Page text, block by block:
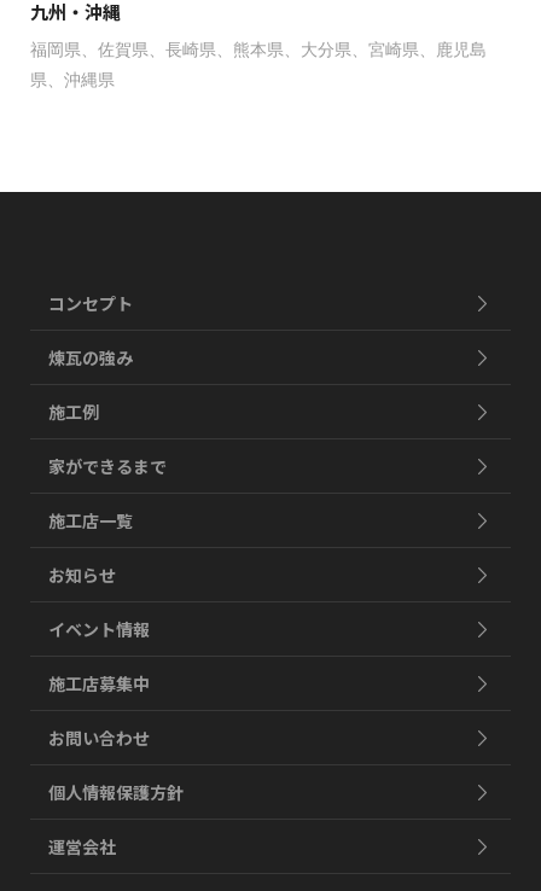
九州・沖縄
福岡県 佐賀県 長崎県 熊本県 大分県 宮崎県
鹿児島
県
沖縄県
コンセプト
煉瓦の強み
施工例
家ができるまで
施工店一覧
お知らせ
イベント情報
施工店募集中
お問い合わせ
個人情報保護方針
運営会社